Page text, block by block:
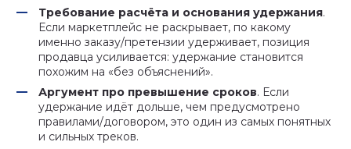
Требование расчёта и основания удержания.
Если маркетплейс не раскрывает, по какому
именно заказу/претензии удерживает, позиция
продавца усиливается: удержание становится
похожим на «без объяснений».
Аргумент про превышение сроков. Если
удержание идёт дольше, чем предусмотрено
правилами/договором, это один из самых понятных
и сильных треков.